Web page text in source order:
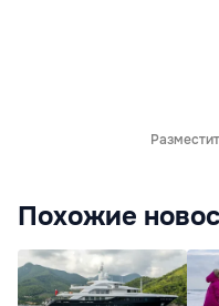
Похожие